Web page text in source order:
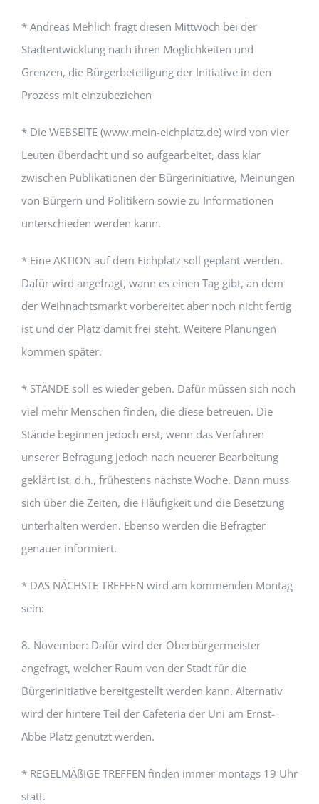
* Andreas Mehlich fragt diesen Mittwoch bei der
Stadtentwicklung nach ihren Möglichkeiten und
Grenzen, die Bürgerbeteiligung der Initiative in den
Prozess mit einzubeziehen
* Die WEBSEITE (www.mein-eichplatz.de) wird von vier
Leuten überdacht und so aufgearbeitet, dass klar
zwischen Publikationen der Bürgerinitiative, Meinungen
von Bürgern und Politikern sowie zu Informationen
unterschieden werden kann.
* Eine AKTION auf dem Eichplatz soll geplant werden.
Dafür wird angefragt, wann es einen Tag gibt, an dem
der Weihnachtsmarkt vorbereitet aber noch nicht fertig
ist und der Platz damit frei steht. Weitere Planungen
kommen später.
* STÄNDE soll es wieder geben. Dafür müssen sich noch
viel mehr Menschen finden, die diese betreuen. Die
Stände beginnen jedoch erst, wenn das Verfahren
unserer Befragung jedoch nach neuerer Bearbeitung
geklärt ist, d.h., frühestens nächste Woche. Dann muss
sich über die Zeiten, die Häufigkeit und die Besetzung
unterhalten werden. Ebenso werden die Befragter
genauer informiert.
* DAS NÄCHSTE TREFFEN wird am kommenden Montag
sein:
8. November: Dafür wird der Oberbürgermeister
angefragt, welcher Raum von der Stadt für die
Bürgerinitiative bereitgestellt werden kann. Alternativ
wird der hintere Teil der Cafeteria der Uni am Ernst-
Abbe Platz genutzt werden.
* REGELMÄßIGE TREFFEN finden immer montags 19 Uhr
statt.